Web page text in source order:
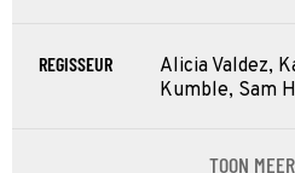
REGISSEUR
Alicia Valdez,
Kumble, Sam
TOON